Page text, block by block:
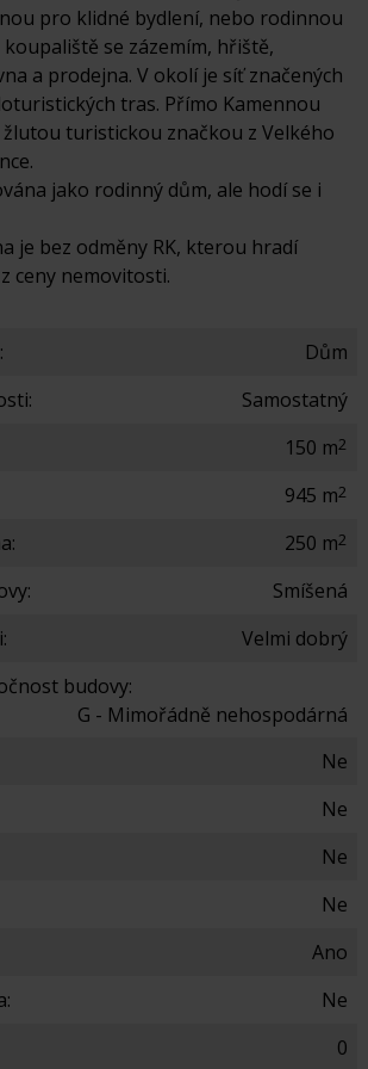
pro klidné bydlení, nebo rodinnou
koupaliště se zázemím, hřiště,
a prodejna. V okolí je síť značených
tras. Přímo Kamennou
turistickou značkou z Velkého
jako rodinný dům, ale hodí se i
je bez odměny RK, kterou hradí
ceny nemovitosti.
Dům
Samostatný
150 m2
945 m2
250 m2
Smíšená
Velmi dobrý
budovy:
G - Mimořádně nehospodárná
Ne
Ne
Ne
Ne
Ano
Ne
0